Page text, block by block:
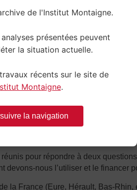
protection sociale. Une fois de
n’a été trouvée. L’impasse dans
l’OCDE, a donc interpellé l’Institut
cette fois, est de faire appel
progrès technologiques : les
tous les Français, quel que soit leur
donc logiquement que l’Institut
pour répondre à deux
devons-nous l’utiliser et le financer
la France (Eure, Hérault, Bas-Rhin,
de l'Institut Montaigne.
présentées peuvent
la situation actuelle.
récents sur le site de
Montaigne.
la navigation